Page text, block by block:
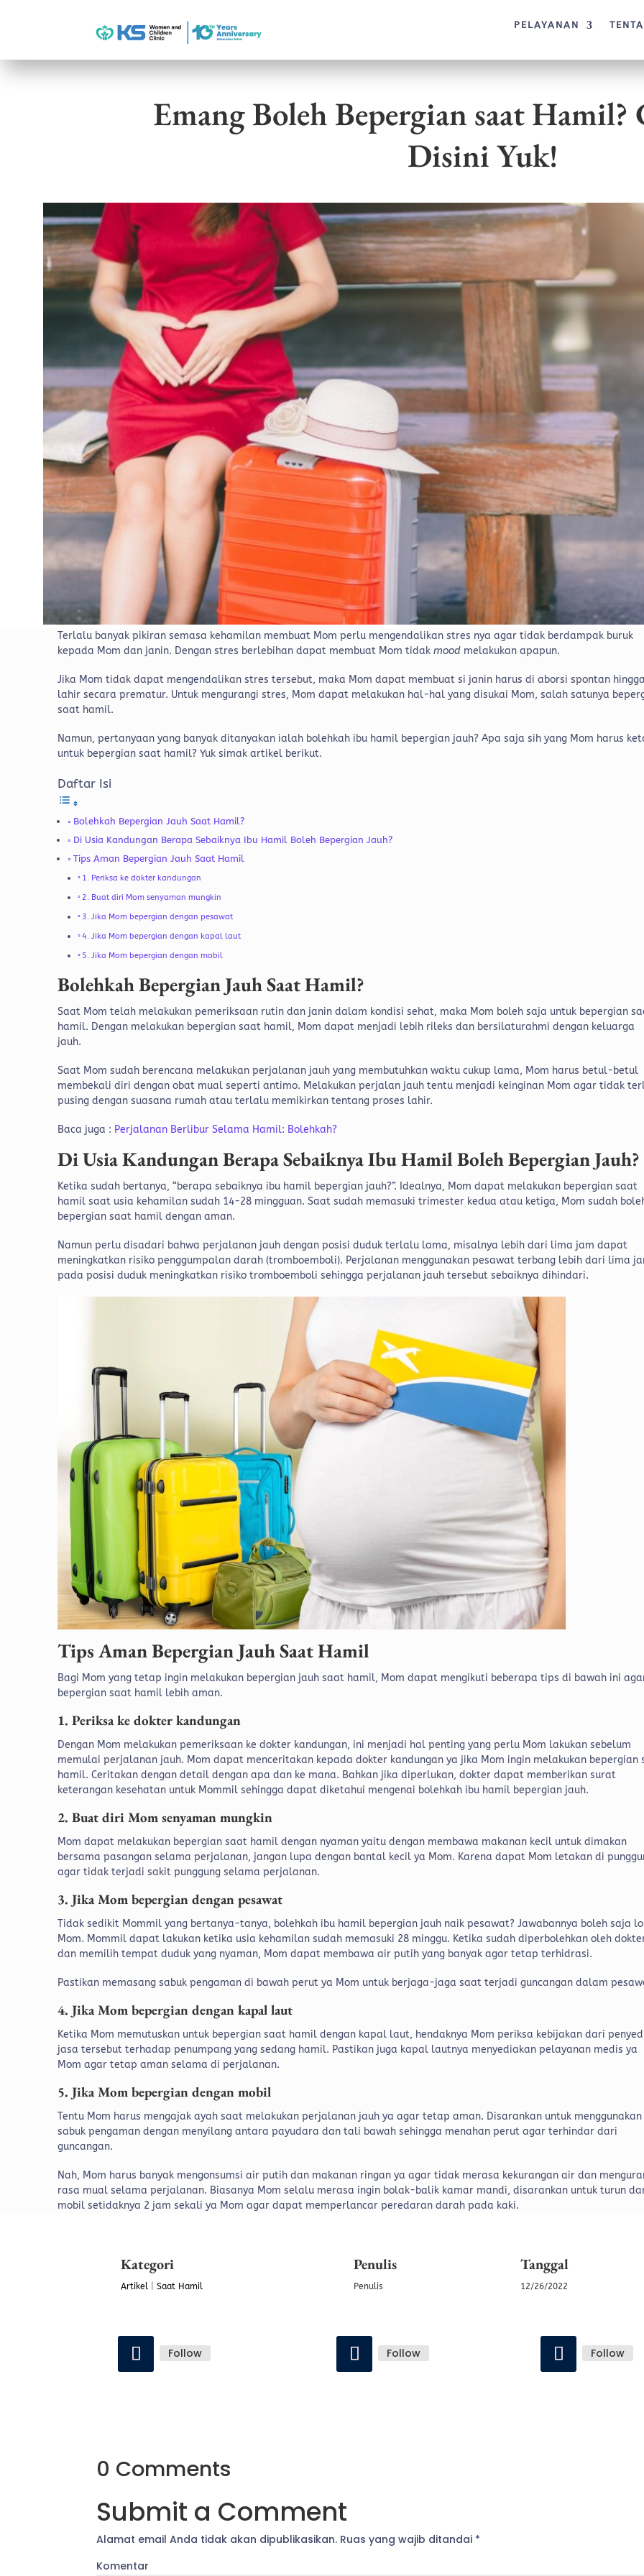
PELAYANAN
Emang Boleh Bepergian saat Hamil?
Disini Yuk!
Terlalu banyak pikiran semasa kehamilan membuat Mom perlu mengendalikan stres nya agar tidak berdampak buruk
kepada Mom dan janin. Dengan stres berlebihan dapat membuat Mom tidakmood melakukan apapun.
Jika Mom tidak dapat mengendalikan stres tersebut, maka Mom dapat membuat si janin harus di aborsi spontan hingga
lahir secara prematur. Untuk mengurangi stres, Mom dapat melakukan hal-hal yang disukai Mom, salah satunya
saat hamil.
Namun, pertanyaan yang banyak ditanyakan ialah bolehkah ibu hamil bepergian jauh? Apa saja sih yang Mom harus
untuk bepergian saat hamil? Yuk simak artikel berikut.
Daftar Isi
Bolehkah Bepergian Jauh Saat Hamil?
Di Usia Kandungan Berapa Sebaiknya Ibu Hamil Boleh Bepergian Jauh?
Tips Aman Bepergian Jauh Saat Hamil
1. Periksa ke dokter kandungan
2. Buat diri Mom senyaman mungkin
3. Jika Mom bepergian dengan pesawat
4. Jika Mom bepergian dengan kapal laut
5. Jika Mom bepergian dengan mobil
Bolehkah Bepergian Jauh Saat Hamil?
Saat Mom telah melakukan pemeriksaan rutin dan janin dalam kondisi sehat, maka Mom boleh saja untuk bepergian
hamil. Dengan melakukan bepergian saat hamil, Mom dapat menjadi lebih rileks dan bersilaturahmi dengan keluarga
jauh.
Saat Mom sudah berencana melakukan perjalanan jauh yang membutuhkan waktu cukup lama, Mom harus betul-betul
membekali diri dengan obat mual seperti antimo. Melakukan perjalan jauh tentu menjadi keinginan Mom agar tidak
pusing dengan suasana rumah atau terlalu memikirkan tentang proses lahir.
Baca juga : Perjalanan Berlibur Selama Hamil: Bolehkah?
Di Usia Kandungan Berapa Sebaiknya Ibu Hamil Boleh Bepergian Jauh?
Ketika sudah bertanya, “berapa sebaiknya ibu hamil bepergian jauh?”. Idealnya, Mom dapat melakukan bepergian saat
hamil saat usia kehamilan sudah 14-28 mingguan. Saat sudah memasuki trimester kedua atau ketiga, Mom sudah
bepergian saat hamil dengan aman.
Namun perlu disadari bahwa perjalanan jauh dengan posisi duduk terlalu lama, misalnya lebih dari lima jam dapat
meningkatkan risiko penggumpalan darah (tromboemboli). Perjalanan menggunakan pesawat terbang lebih dari lima
pada posisi duduk meningkatkan risiko tromboemboli sehingga perjalanan jauh tersebut sebaiknya dihindari.
Tips Aman Bepergian Jauh Saat Hamil
Bagi Mom yang tetap ingin melakukan bepergian jauh saat hamil, Mom dapat mengikuti beberapa tips di bawah ini
bepergian saat hamil lebih aman.
1. Periksa ke dokter kandungan
Dengan Mom melakukan pemeriksaan ke dokter kandungan, ini menjadi hal penting yang perlu Mom lakukan sebelum
memulai perjalanan jauh. Mom dapat menceritakan kepada dokter kandungan ya jika Mom ingin melakukan bepergian
hamil. Ceritakan dengan detail dengan apa dan ke mana. Bahkan jika diperlukan, dokter dapat memberikan surat
keterangan kesehatan untuk Mommil sehingga dapat diketahui mengenai bolehkah ibu hamil bepergian jauh.
2. Buat diri Mom senyaman mungkin
Mom dapat melakukan bepergian saat hamil dengan nyaman yaitu dengan membawa makanan kecil untuk dimakan
bersama pasangan selama perjalanan, jangan lupa dengan bantal kecil ya Mom. Karena dapat Mom letakan di
agar tidak terjadi sakit punggung selama perjalanan.
3. Jika Mom bepergian dengan pesawat
Tidak sedikit Mommil yang bertanya-tanya, bolehkah ibu hamil bepergian jauh naik pesawat? Jawabannya boleh saja
Mom. Mommil dapat lakukan ketika usia kehamilan sudah memasuki 28 minggu. Ketika sudah diperbolehkan oleh
dan memilih tempat duduk yang nyaman, Mom dapat membawa air putih yang banyak agar tetap terhidrasi.
Pastikan memasang sabuk pengaman di bawah perut ya Mom untuk berjaga-jaga saat terjadi guncangan dalam
4. Jika Mom bepergian dengan kapal laut
Ketika Mom memutuskan untuk bepergian saat hamil dengan kapal laut, hendaknya Mom periksa kebijakan dari
jasa tersebut terhadap penumpang yang sedang hamil. Pastikan juga kapal lautnya menyediakan pelayanan medis ya
Mom agar tetap aman selama di perjalanan.
5. Jika Mom bepergian dengan mobil
Tentu Mom harus mengajak ayah saat melakukan perjalanan jauh ya agar tetap aman. Disarankan untuk menggunakan
sabuk pengaman dengan menyilang antara payudara dan tali bawah sehingga menahan perut agar terhindar dari
guncangan.
Nah, Mom harus banyak mengonsumsi air putih dan makanan ringan ya agar tidak merasa kekurangan air dan
rasa mual selama perjalanan. Biasanya Mom selalu merasa ingin bolak-balik kamar mandi, disarankan untuk turun
mobil setidaknya 2 jam sekali ya Mom agar dapat memperlancar peredaran darah pada kaki.
Kategori
Artikel Saat Hamil
Penulis
Penulis
Tanggal
12/26/2022
Follow Follow Follow
0 Comments
Submit a Comment
Alamat email Anda tidak akan dipublikasikan. Ruas yang wajib ditandai *
Komentar